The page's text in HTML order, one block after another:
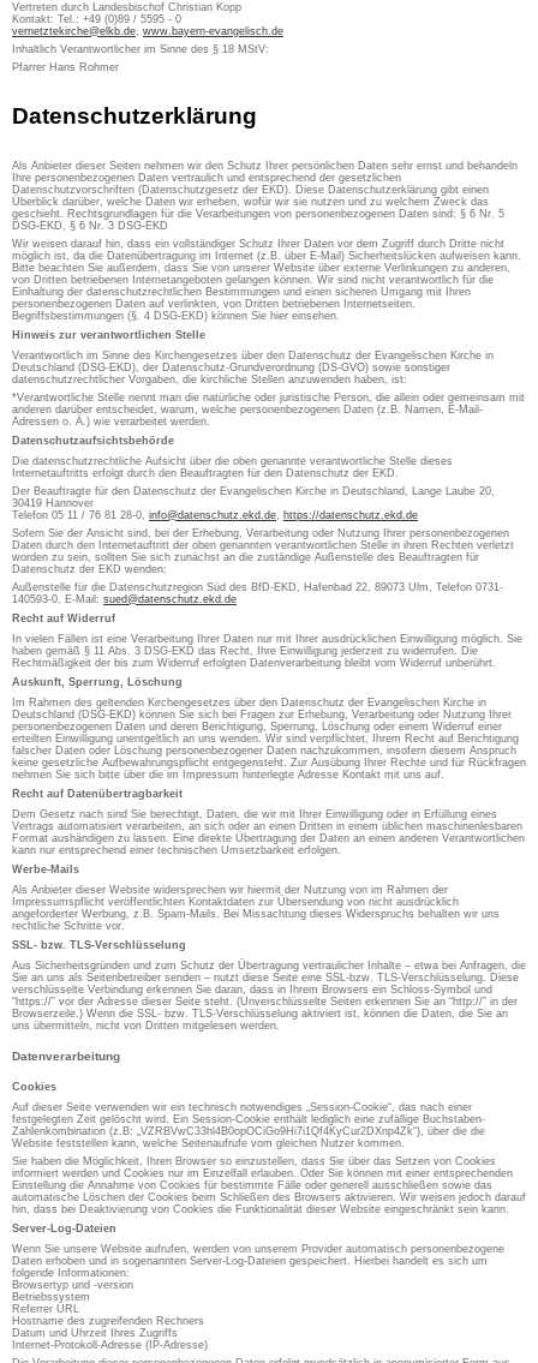
Vertreten durch Landesbischof Christian Kopp
Kontakt: Tel.: +49 (0)89 / 5595 - 0
vernetztekirche@elkb.de, www.bayern-evangelisch.de
Inhaltlich Verantwortlicher im Sinne des § 18 MStV:
Pfarrer Hans Rohmer
Datenschutzerklärung
Als Anbieter dieser Seiten nehmen wir den Schutz Ihrer persönlichen Daten sehr ernst und behandeln
Ihre personenbezogenen Daten vertraulich und entsprechend der gesetzlichen
Datenschutzvorschriften (Datenschutzgesetz der EKD). Diese Datenschutzerklärung gibt einen
Überblick darüber, welche Daten wir erheben, wofür wir sie nutzen und zu welchem Zweck das
geschieht. Rechtsgrundlagen für die Verarbeitungen von personenbezogenen Daten sind: § 6 Nr. 5
DSG-EKD, § 6 Nr. 3 DSG-EKD
Wir weisen darauf hin, dass ein vollständiger Schutz Ihrer Daten vor dem Zugriff durch Dritte nicht
möglich ist, da die Datenübertragung im Internet (z.B. über E-Mail) Sicherheitslücken aufweisen kann.
Bitte beachten Sie außerdem, dass Sie von unserer Website über externe Verlinkungen zu anderen,
von Dritten betriebenen Internetangeboten gelangen können. Wir sind nicht verantwortlich für die
Einhaltung der datenschutzrechtlichen Bestimmungen und einen sicheren Umgang mit Ihren
personenbezogenen Daten auf verlinkten, von Dritten betriebenen Internetseiten.
Begriffsbestimmungen (§. 4 DSG-EKD) können Sie hier einsehen.
Hinweis zur verantwortlichen Stelle
Verantwortlich im Sinne des Kirchengesetzes über den Datenschutz der Evangelischen Kirche in
Deutschland (DSG-EKD), der Datenschutz-Grundverordnung (DS-GVO) sowie sonstiger
datenschutzrechtlicher Vorgaben, die kirchliche Stellen anzuwenden haben, ist:
*Verantwortliche Stelle nennt man die natürliche oder juristische Person, die allein oder gemeinsam mit
anderen darüber entscheidet, warum, welche personenbezogenen Daten (z.B. Namen, E-Mail-
Adressen o. Ä.) wie verarbeitet werden.
Datenschutzaufsichtsbehörde
Die datenschutzrechtliche Aufsicht über die oben genannte verantwortliche Stelle dieses
Internetauftritts erfolgt durch den Beauftragten für den Datenschutz der EKD.
Der Beauftragte für den Datenschutz der Evangelischen Kirche in Deutschland, Lange Laube 20,
30419 Hannover
Telefon 05 11 / 76 81 28-0, info@datenschutz.ekd.de, https://datenschutz.ekd.de
Sofern Sie der Ansicht sind, bei der Erhebung, Verarbeitung oder Nutzung Ihrer personenbezogenen
Daten durch den Internetauftritt der oben genannten verantwortlichen Stelle in ihren Rechten verletzt
worden zu sein, sollten Sie sich zunächst an die zuständige Außenstelle des Beauftragten für
Datenschutz der EKD wenden:
Außenstelle für die Datenschutzregion Süd des BfD-EKD, Hafenbad 22, 89073 Ulm, Telefon 0731-
140593-0, E-Mail: sued@datenschutz.ekd.de
Recht auf Widerruf
In vielen Fällen ist eine Verarbeitung Ihrer Daten nur mit Ihrer ausdrücklichen Einwilligung möglich. Sie
haben gemäß § 11 Abs. 3 DSG-EKD das Recht, Ihre Einwilligung jederzeit zu widerrufen. Die
Rechtmäßigkeit der bis zum Widerruf erfolgten Datenverarbeitung bleibt vom Widerruf unberührt.
Auskunft, Sperrung, Löschung
Im Rahmen des geltenden Kirchengesetzes über den Datenschutz der Evangelischen Kirche in
Deutschland (DSG-EKD) können Sie sich bei Fragen zur Erhebung, Verarbeitung oder Nutzung Ihrer
personenbezogenen Daten und deren Berichtigung, Sperrung, Löschung oder einem Widerruf einer
erteilten Einwilligung unentgeltlich an uns wenden. Wir sind verpflichtet, Ihrem Recht auf Berichtigung
falscher Daten oder Löschung personenbezogener Daten nachzukommen, insofern diesem Anspruch
keine gesetzliche Aufbewahrungspflicht entgegensteht. Zur Ausübung Ihrer Rechte und für Rückfragen
nehmen Sie sich bitte über die im Impressum hinterlegte Adresse Kontakt mit uns auf.
Recht auf Datenübertragbarkeit
Dem Gesetz nach sind Sie berechtigt, Daten, die wir mit Ihrer Einwilligung oder in Erfüllung eines
Vertrags automatisiert verarbeiten, an sich oder an einen Dritten in einem üblichen maschinenlesbaren
Format aushändigen zu lassen. Eine direkte Übertragung der Daten an einen anderen Verantwortlichen
kann nur entsprechend einer technischen Umsetzbarkeit erfolgen.
Werbe-Mails
Als Anbieter dieser Website widersprechen wir hiermit der Nutzung von im Rahmen der
Impressumspflicht veröffentlichten Kontaktdaten zur Übersendung von nicht ausdrücklich
angeforderter Werbung, z.B. Spam-Mails. Bei Missachtung dieses Widerspruchs behalten wir uns
rechtliche Schritte vor.
SSL- bzw. TLS-Verschlüsselung
Aus Sicherheitsgründen und zum Schutz der Übertragung vertraulicher Inhalte – etwa bei Anfragen, die
Sie an uns als Seitenbetreiber senden – nutzt diese Seite eine SSL-bzw. TLS-Verschlüsselung. Diese
verschlüsselte Verbindung erkennen Sie daran, dass in Ihrem Browsers ein Schloss-Symbol und
“https://” vor der Adresse dieser Seite steht. (Unverschlüsselte Seiten erkennen Sie an “http://” in der
Browserzeile.) Wenn die SSL- bzw. TLS-Verschlüsselung aktiviert ist, können die Daten, die Sie an
uns übermitteln, nicht von Dritten mitgelesen werden.
Datenverarbeitung
Cookies
Auf dieser Seite verwenden wir ein technisch notwendiges „Session-Cookie“, das nach einer
festgelegten Zeit gelöscht wird. Ein Session-Cookie enthält lediglich eine zufällige Buchstaben-
Zahlenkombination (z.B: „VZRBVwC33hl4B0opOCiGo9Hi7i1Qf4KyCur2DXnp4Zk“), über die die
Website feststellen kann, welche Seitenaufrufe vom gleichen Nutzer kommen.
Sie haben die Möglichkeit, Ihren Browser so einzustellen, dass Sie über das Setzen von Cookies
informiert werden und Cookies nur im Einzelfall erlauben. Oder Sie können mit einer entsprechenden
Einstellung die Annahme von Cookies für bestimmte Fälle oder generell ausschließen sowie das
automatische Löschen der Cookies beim Schließen des Browsers aktivieren. Wir weisen jedoch darauf
hin, dass bei Deaktivierung von Cookies die Funktionalität dieser Website eingeschränkt sein kann.
Server-Log-Dateien
Wenn Sie unsere Website aufrufen, werden von unserem Provider automatisch personenbezogene
Daten erhoben und in sogenannten Server-Log-Dateien gespeichert. Hierbei handelt es sich um
folgende Informationen:
Browsertyp und -version
Betriebssystem
Referrer URL
Hostname des zugreifenden Rechners
Datum und Uhrzeit Ihres Zugriffs
Internet-Protokoll-Adresse (IP-Adresse)